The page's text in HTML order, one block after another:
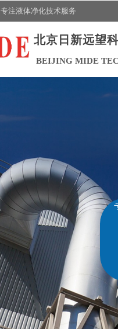
专注液体净化技术服务
BEIJING MIDE
北京日新远望
专
2
3
4
5